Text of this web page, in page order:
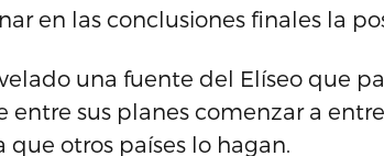
en las conclusiones finales la
una fuente del Elíseo que
entre sus planes comenzar a
que otros países lo hagan.